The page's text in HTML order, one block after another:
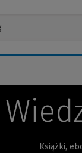
Książki,